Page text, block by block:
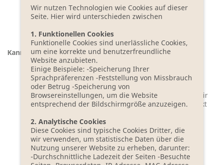
Absicherung, da wir auch im Falle einer kurzfristigen
Stornierung aufgrund positivem Corona-Fall
nicht weiter verkaufen können.
Kann ich Gutscheine bei Ihnen bestellen?
Wir stellen gerne Wert-Gutscheine ab einem Betrag
von € 100,00 aus. Wir würden Ihnen vorab die
Rechnung zur Überweisung zukommen lassen und
sobald der Betrag bei uns eingegangen ist, senden wir
Ihnen das Gutscheinpäckchen geschenkfertig verpackt
Gutscheinbestellung.
Wir nutzen Technologien wie Cookies auf dieser
Seite. Hier wird unterschieden zwischen
1. Funktionellen Cookies
Funktionelle Cookies sind unerlässliche Cookies,
um eine korrekte und benutzerfreundliche
Website anzubieten.
Einige Beispiele: -Speicherung Ihrer
Sprachpräferenzen -Feststellung von Missbrauch
oder Betrug -Speicherung von
Browsereinstellungen, um die Website
entsprechend der Bildschirmgröße anzuzeigen.
2. Analytische Cookies
Diese Cookies sind typische Cookies Dritter, die
wir verwenden, um statistische Daten über die
Nutzung unserer Website zu erheben, darunter:
-Durchschnittliche Ladezeit der Seiten -Besuchte